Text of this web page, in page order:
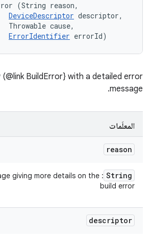
(String reason,
DeviceDescriptor descriptor,
Throwable cause,
ErrorIdentifier errorId)
BuildError} with a detailed error
message.
المعلَمات
reason
String
giving more details on the
build error
descriptor